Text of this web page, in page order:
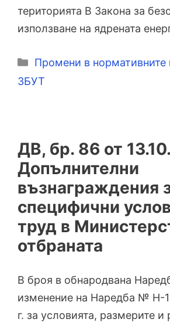
територията В Закона за
използване на ядрената
Категории
Промени в нормативните
ЗБУТ
ДВ, бр. 86 от
Допълнителни
възнaграждения
специфични
труд в
отбраната
В броя в обнародвана
изменение на Наредба № Н-
г. за условията, размерите и